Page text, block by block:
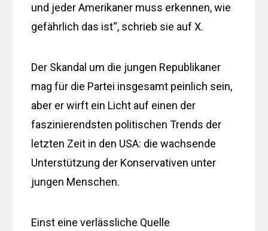
und jeder Amerikaner muss erkennen, wie
gefährlich das ist“, schrieb sie auf X.
Der Skandal um die jungen Republikaner
mag für die Partei insgesamt peinlich sein,
aber er wirft ein Licht auf einen der
faszinierendsten politischen Trends der
letzten Zeit in den USA: die wachsende
Unterstützung der Konservativen unter
jungen Menschen.
Einst eine verlässliche Quelle